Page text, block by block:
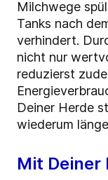
Milchwege
Tanks nach
verhindert.
nicht nur
reduzierst
Deiner Herde
wiederum
Mit Deiner